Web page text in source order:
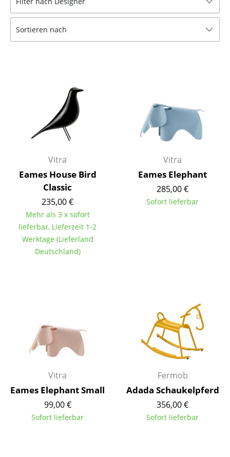
Hocker
Bänke & Liegen
Kinderstühle
Schaukelstühle
Bürodrehstühle
Konferenzstühle
Bürosessel
Einzelteile
... alle Sitzmöbel
Tische
Schreibtische
Sekretäre & PC-Tische
Stehtische & Stehpulte
Kindertische
Sortieren nach
Vitra
Eames House Bird
Classic
235,00 €
Mehr als 3 x sofort
lieferbar, Lieferzeit 1-2
Werktage (Lieferland
Deutschland)
Vitra
Eames Elephant
285,00 €
Sofort lieferbar
Vitra
Eames Elephant Small
99,00 €
Sofort lieferbar
Fermob
Adada Schaukelpferd
356,00 €
Sofort lieferbar